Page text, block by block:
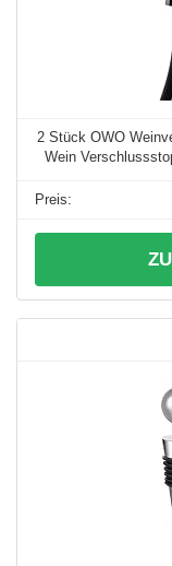
2 Stück OWO
Wein